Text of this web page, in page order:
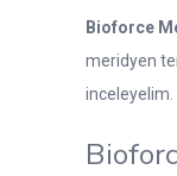
Bioforce
meridyen
inceleyelim.